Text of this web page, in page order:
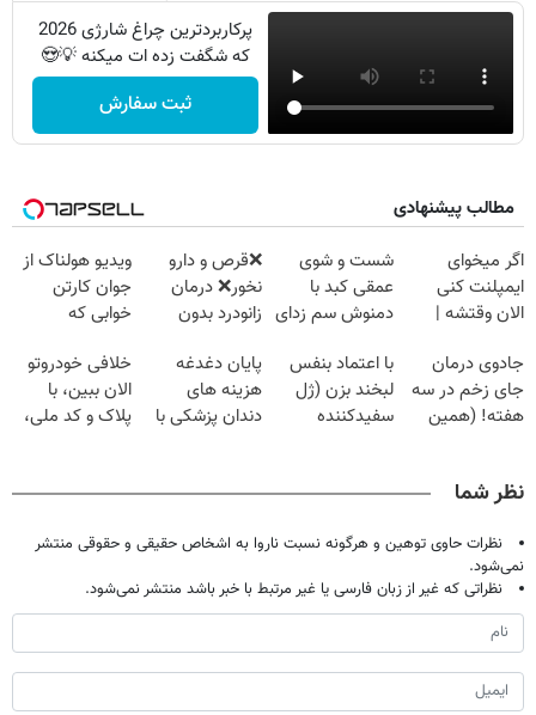
پرکاربردترین چراغ شارژی 2026
که شگفت زده ات میکنه 💡😍
ثبت سفارش
مطالب پیشنهادی
اگر میخوای
ایمپلنت کنی
الان وقتشه |
میلیون تومان!!!
شست و شوی
عمقی کبد با
دمنوش سم زدای
❌قرص‌ و دارو
نخور❌ درمان
زانودرد بدون
ویدیو هولناک از
جوان کارتن
خوابی که
آموزش رایگان
جادوی درمان
جای زخم در سه
هفته! (همین
با اعتماد بنفس
لبخند بزن (ژل
سفیدکننده
پایان دغدغه
هزینه های
دندان پزشکی با
خلافی خودروتو
الان ببین، با
پلاک و کد ملی،
نظر شما
نظرات حاوی توهین و هرگونه نسبت ناروا به اشخاص حقیقی و حقوقی منتشر
نمی‌شود.
نظراتی که غیر از زبان فارسی یا غیر مرتبط با خبر باشد منتشر نمی‌شود.